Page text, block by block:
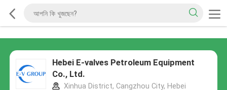
Hebei E-valves Petroleum Equipment
Co., Ltd.
Xinhua District, Cangzhou City, Hebei